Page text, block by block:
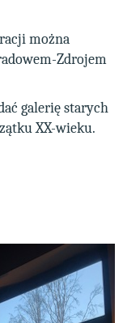
można
Zdrojem
galerię starych
XX-wieku.